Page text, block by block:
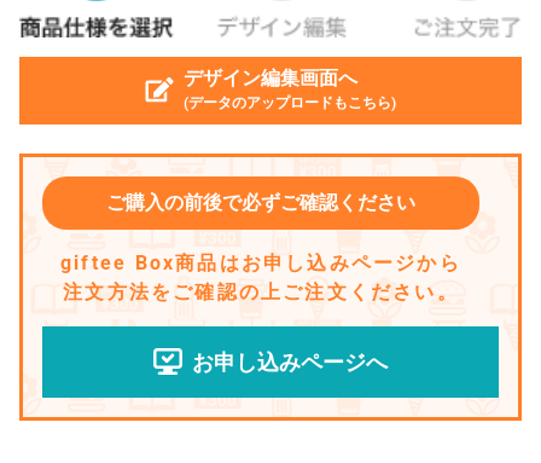
デザイン編集画面へ
(データのアップロードもこちら)
ご購入の前後で必ずご確認ください
giftee Box商品はお申し込みページから
注文方法をご確認の上ご注文ください。
お申し込みページへ